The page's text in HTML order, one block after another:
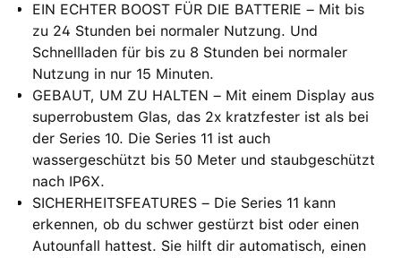
EIN ECHTER BOOST FÜR DIE BATTERIE – Mit bis
zu 24 Stunden bei normaler Nutzung. Und
Schnellladen für bis zu 8 Stunden bei normaler
Nutzung in nur 15 Minuten.
GEBAUT, UM ZU HALTEN – Mit einem Display aus
superrobustem Glas, das 2x kratzfester ist als bei
der Series 10. Die Series 11 ist auch
wassergeschützt bis 50 Meter und staubgeschützt
nach IP6X.
SICHERHEITSFEATURES – Die Series 11 kann
erkennen, ob du schwer gestürzt bist oder einen
Autounfall hattest. Sie hilft dir automatisch, einen